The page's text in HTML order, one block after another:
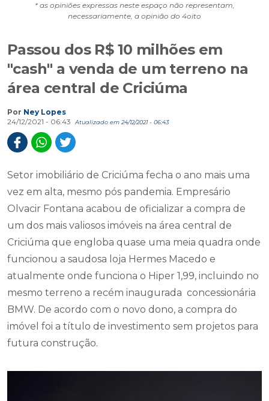
* as opiniões expressas neste espaço não representam,
necessariamente, a opinião do 4oito
Passou dos R$ 10 milhões em
"cash" a venda de um terreno na
área central de Criciúma
Por Ney Lopes
24/12/2021 - 06:43
Atualizado em 24/12/2021 - 06:43
Setor imobiliário de Criciúma fecha o ano mais uma
vez em alta, mesmo pós pandemia. Empresário
Olvacir Fontana acabou de oficializar a compra de
um dos mais valiosos imóveis na área central de
Criciúma que engloba quase uma meia quadra onde
funcionou a saudosa loja Hermes Macedo e
atualmente onde funciona o Hiper 1,99, incluindo no
mesmo terreno a recém inaugurada concessionária
BMW. De acordo com o novo dono, a compra do
imóvel foi a título de investimento sem projetos para
futura construção.